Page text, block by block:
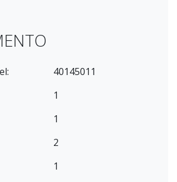
40145011
1
1
2
1